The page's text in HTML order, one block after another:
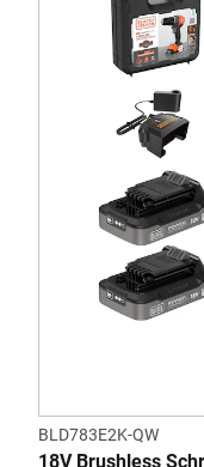
BLD783E2K-QW
18V Brushless